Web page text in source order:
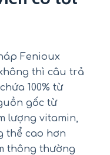
Fenioux
thì câu trả
100% từ
gốc từ
lượng vitamin,
thể cao hơn
thông thường